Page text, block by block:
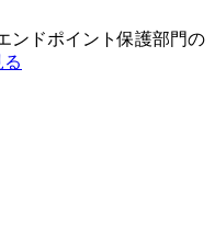
ンドポイント保護部門の